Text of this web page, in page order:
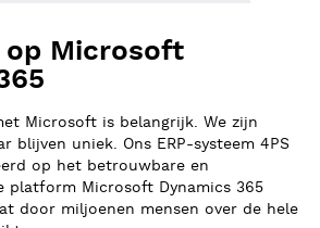
op Microsoft
Microsoft is belangrijk. We zijn
blijven uniek. Ons ERP-systeem 4PS
op het betrouwbare en
platform Microsoft Dynamics 365
door miljoenen mensen over de hele